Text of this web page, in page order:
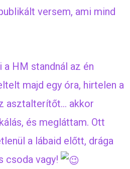
versem, ami mind
a HM standnál az én
majd egy óra, hirtelen a
asztalterítőt… akkor
és megláttam. Ott
a lábaid előtt, drága
csoda vagy!